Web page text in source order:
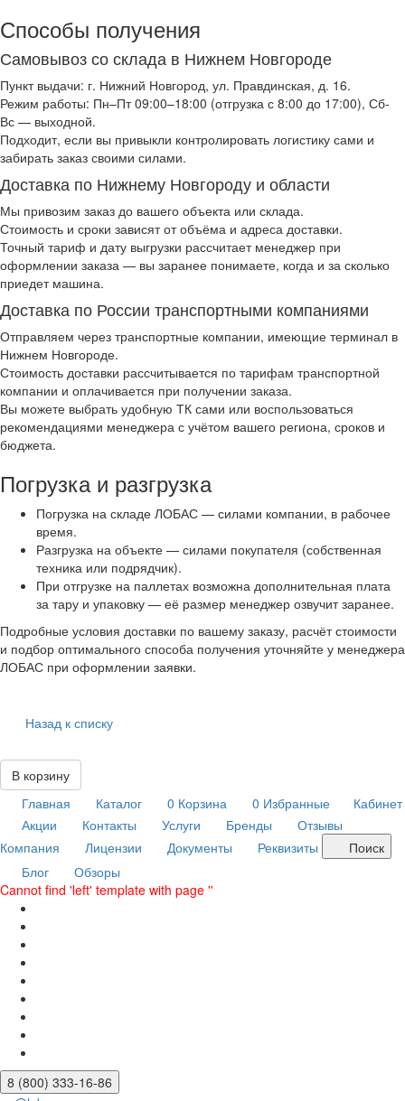
Способы получения
Самовывоз со склада в Нижнем Новгороде
Пункт выдачи: г. Нижний Новгород, ул. Правдинская, д. 16.
Режим работы: Пн–Пт 09:00–18:00 (отгрузка с 8:00 до 17:00), Сб-
Вс — выходной.
Подходит, если вы привыкли контролировать логистику сами и
забирать заказ своими силами.
Доставка по Нижнему Новгороду и области
Мы привозим заказ до вашего объекта или склада.
Стоимость и сроки зависят от объёма и адреса доставки.
Точный тариф и дату выгрузки рассчитает менеджер при
оформлении заказа — вы заранее понимаете, когда и за сколько
приедет машина.
Доставка по России транспортными компаниями
Отправляем через транспортные компании, имеющие терминал в
Нижнем Новгороде.
Стоимость доставки рассчитывается по тарифам транспортной
компании и оплачивается при получении заказа.
Вы можете выбрать удобную ТК сами или воспользоваться
рекомендациями менеджера с учётом вашего региона, сроков и
бюджета.
Погрузка и разгрузка
Погрузка на складе ЛОБАС — силами компании, в рабочее
время.
Разгрузка на объекте — силами покупателя (собственная
техника или подрядчик).
При отгрузке на паллетах возможна дополнительная плата
за тару и упаковку — её размер менеджер озвучит заранее.
Подробные условия доставки по вашему заказу, расчёт стоимости
и подбор оптимального способа получения уточняйте у менеджера
ЛОБАС при оформлении заявки.
Назад к списку
В корзину
Главная
Каталог 0 Корзина 0 Избранные
Кабинет
Акции
Контакты Услуги Бренды
Отзывы
Компания
Лицензии Документы Реквизиты
Поиск
Блог
Обзоры
Cannot find 'left' template with page ''
8 (800) 333-16-86